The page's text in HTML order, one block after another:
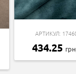
АРТИКУЛ:
434.25